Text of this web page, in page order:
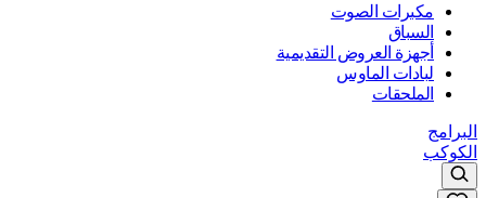
مكبرات الصوت
السباق
أجهزة العروض التقديمية
لبادات الماوس
الملحقات
البرامج
الكوكب